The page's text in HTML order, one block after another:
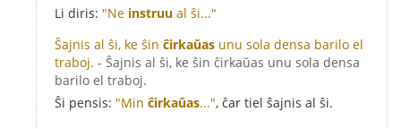
Li diris: "Ne instruu al ŝi..."
Ŝajnis al ŝi, ke ŝin ĉirkaŭas unu sola densa barilo el
traboj. - Ŝajnis al ŝi, ke ŝin ĉirkaŭas unu sola densa
barilo el traboj.
Ŝi pensis: "Min ĉirkaŭas...", ĉar tiel ŝajnis al ŝi.